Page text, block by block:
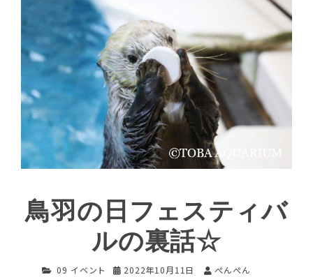
鳥羽の日フェスティバ
ルの裏話☆
09 イベント 2022年10月11日 ぺんぺん